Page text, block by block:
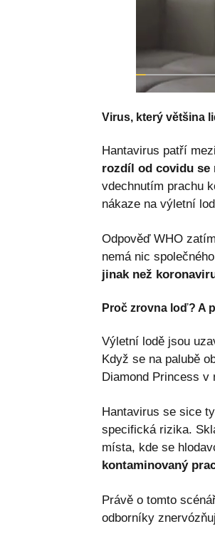
Virus, který většina
Hantavirus patří
rozdíl od covidu se
vdechnutím prachu
nákaze na výletní
Odpověď WHO
nemá nic
jinak než
Proč zrovna loď? A
Výletní lodě jsou
Když se na palubě
Diamond Princess v
Hantavirus se sice
specifická rizika.
místa, kde se
kontaminovaný
Právě o tomto
odborníky